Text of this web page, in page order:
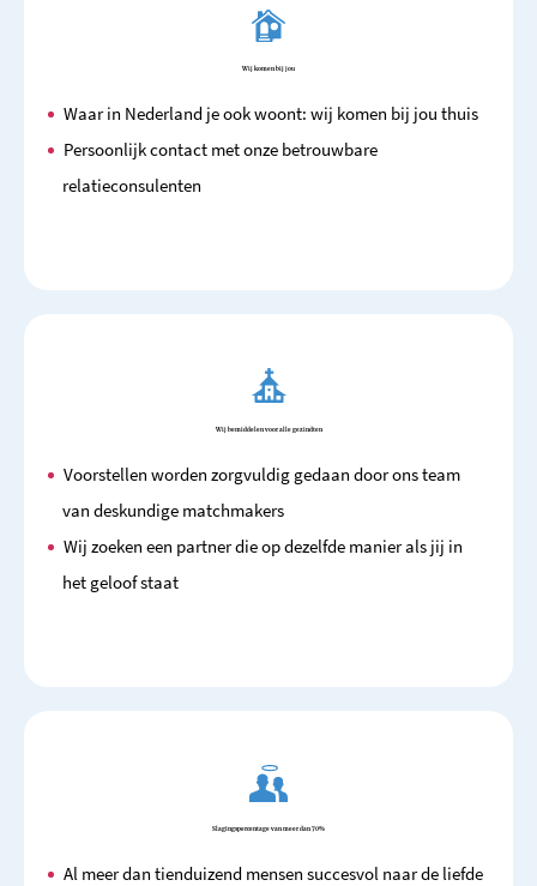
Wij komen bij jou
Waar in Nederland je ook woont: wij komen bij jou thuis
Persoonlijk contact met onze betrouwbare
relatieconsulenten
Wij bemiddelen voor alle gezindten
Voorstellen worden zorgvuldig gedaan door ons team
van deskundige matchmakers
Wij zoeken een partner die op dezelfde manier als jij in
het geloof staat
Slagingspercentage van meer dan 70%
Al meer dan tienduizend mensen succesvol naar de liefde